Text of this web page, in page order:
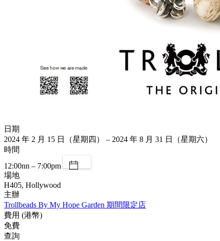
日期
2024 年 2 月 15 日（星期四） – 2024 年 8 月 31 日（星期六）
時間
12:00nn – 7:00pm
場地
H405, Hollywood
主辦
Trollbeads By My Hope Garden 期間限定店
費用 (港幣)
免費
查詢